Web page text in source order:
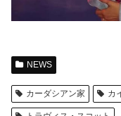
NEWS
カーダシアン家 カ